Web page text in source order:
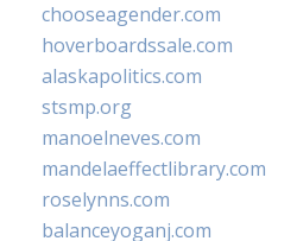
chooseagender.com
hoverboardssale.com
alaskapolitics.com
stsmp.org
manoelneves.com
mandelaeffectlibrary.com
roselynns.com
balanceyoganj.com